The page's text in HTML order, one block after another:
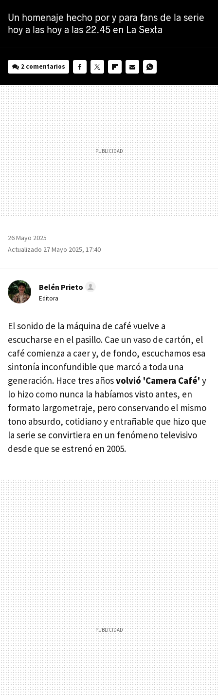
Un homenaje hecho por y para fans de la serie
hoy a las hoy a las 22.45 en La Sexta
2 comentarios
MAIL
26 Mayo 2025
Actualizado 27 Mayo 2025, 17:40
Belén Prieto
Editora
El sonido de la máquina de café vuelve a
escucharse en el pasillo. Cae un vaso de cartón, el
café comienza a caer y, de fondo, escuchamos esa
sintonía inconfundible que marcó a toda una
generación. Hace tres añosvolvió 'Camera Café' y
lo hizo como nunca la habíamos visto antes, en
formato largometraje, pero conservando el mismo
tono absurdo, cotidiano y entrañable que hizo que
la serie se convirtiera en un fenómeno televisivo
desde que se estrenó en 2005.